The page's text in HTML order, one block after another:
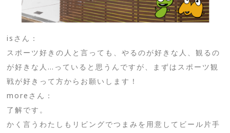
isさん：
スポーツ好きの人と言っても、やるのが好きな人、観るの
が好きな人…っていると思うんですが、まずはスポーツ観
戦が好きって方からお願いします！
moreさん：
了解です。
かく言うわたしもリビングでつまみを用意してビール片手